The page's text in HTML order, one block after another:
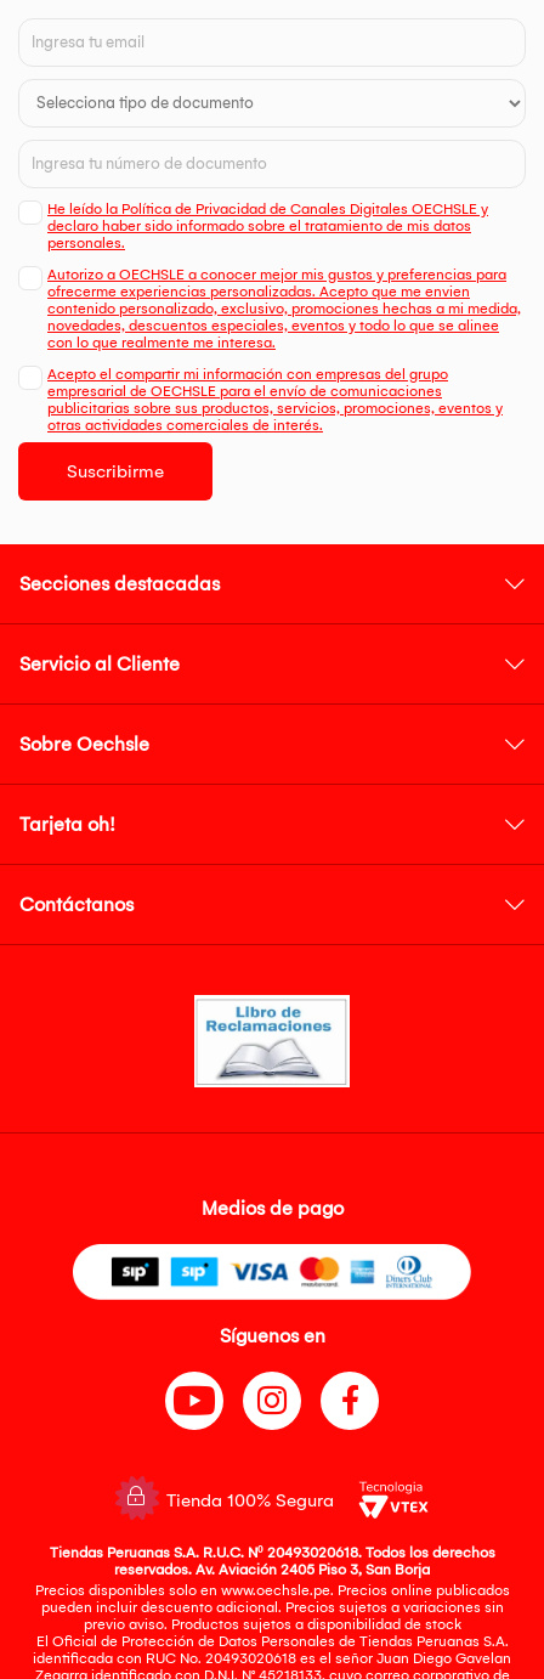
He leído la Política de Privacidad de Canales Digitales OECHSLE y
declaro haber sido informado sobre el tratamiento de mis datos
personales.
Autorizo a OECHSLE a conocer mejor mis gustos y preferencias para
ofrecerme experiencias personalizadas. Acepto que me envien
contenido personalizado, exclusivo, promociones hechas a mi medida,
novedades, descuentos especiales, eventos y todo lo que se alinee
con lo que realmente me interesa.
Acepto el compartir mi información con empresas del grupo
empresarial de OECHSLE para el envío de comunicaciones
publicitarias sobre sus productos, servicios, promociones, eventos y
otras actividades comerciales de interés.
Suscribirme
Secciones destacadas
Servicio al Cliente
Sobre Oechsle
Tarjeta oh!
Contáctanos
Medios de pago
Síguenos en
Tienda 100% Segura
Tiendas Peruanas S.A. R.U.C. Nº 20493020618. Todos los derechos
reservados. Av. Aviación 2405 Piso 3, San Borja
Precios disponibles solo en www.oechsle.pe. Precios online publicados
pueden incluir descuento adicional. Precios sujetos a variaciones sin
previo aviso. Productos sujetos a disponibilidad de stock
El Oficial de Protección de Datos Personales de Tiendas Peruanas S.A.
identificada con RUC No. 20493020618 es el señor Juan Diego Gavelan
Zegarra identificado con D.N.I. N° 45218133, cuyo correo corporativo de